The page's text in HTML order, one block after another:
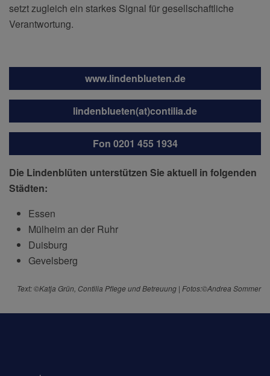
setzt zugleich ein starkes Signal für gesellschaftliche
Verantwortung.
www.lindenblueten.de
lindenblueten(at)contilia.de
Fon 0201 455 1934
Die Lindenblüten unterstützen Sie aktuell in folgenden
Städten:
Essen
Mülheim an der Ruhr
Duisburg
Gevelsberg
Text: ©Katja Grün, Contilia Pflege und Betreuung | Fotos:©Andrea Sommer